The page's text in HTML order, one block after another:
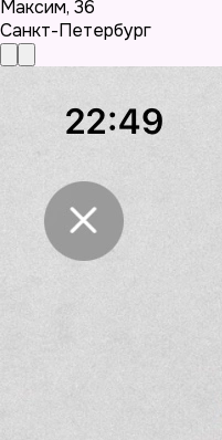
Максим, 36
Санкт-Петербург